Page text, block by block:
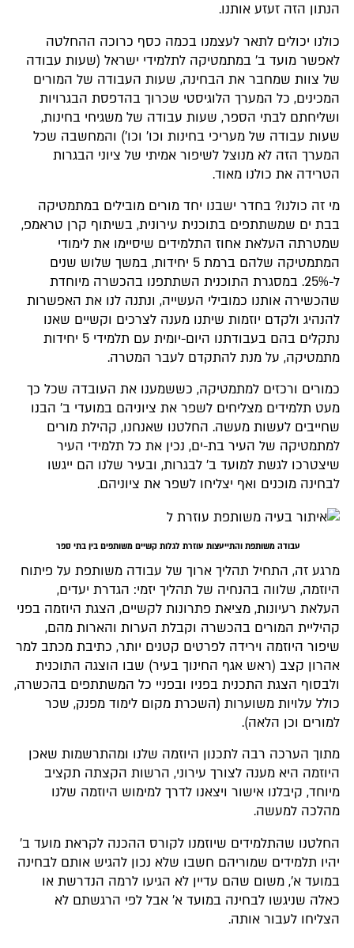
הנתון הזה זעזע אותנו.
כולנו יכולים לתאר לעצמנו בכמה כסף כרוכה ההחלטה
לאפשר מועד ב' במתמטיקה לתלמידי ישראל (שעות עבודה
של צוות שמחבר את הבחינה, שעות העבודה של המורים
המכינים, כל המערך הלוגיסטי שכרוך בהדפסת הבגרויות
ושליחתם לבתי הספר, שעות עבודה של משגיחי בחינות,
שעות עבודה של מעריכי בחינות וכו' וכו') והמחשבה שכל
המערך הזה לא מנוצל לשיפור אמיתי של ציוני הבגרות
הטרידה את כולנו מאוד.
מי זה כולנו? בחדר ישבנו יחד מורים מובילים במתמטיקה
בבת ים שמשתתפים בתוכנית עירונית, בשיתוף קרן טראמפ,
שמטרתה העלאת אחוז התלמידים שיסיימו את לימודי
המתמטיקה שלהם ברמת 5 יחידות, במשך שלוש שנים
ל-25%. במסגרת התוכנית השתתפנו בהכשרה מיוחדת
שהכשירה אותנו כמובילי העשייה, ונתנה לנו את האפשרות
להנהיג ולקדם יוזמות שיתנו מענה לצרכים וקשיים שאנו
נתקלים בהם בעבודתנו היום-יומית עם תלמידי 5 יחידות
מתמטיקה, על מנת להתקדם לעבר המטרה.
כמורים ורכזים למתמטיקה, כששמענו את העובדה שכל כך
מעט תלמידים מצליחים לשפר את ציוניהם במועדי ב' הבנו
שחייבים לעשות מעשה. החלטנו שאנחנו, קהילת מורים
למתמטיקה של העיר בת-ים, נכין את כל תלמידי העיר
שיצטרכו לגשת למועד ב' לבגרות, ובעיר שלנו הם ייגשו
לבחינה מוכנים ואף יצליחו לשפר את ציוניהם.
עבודה משותפת והתייעצות עוזרת לגלות קשיים משותפים בין בתי ספר
מרגע זה, התחיל תהליך ארוך של עבודה משותפת על פיתוח
היוזמה, שלווה בהנחיה של תהליך יזמי: הגדרת יעדים,
העלאת רעיונות, מציאת פתרונות לקשיים, הצגת היוזמה בפני
קהיליית המורים בהכשרה וקבלת הערות והארות מהם,
שיפור היוזמה וירידה לפרטים קטנים יותר, כתיבת מכתב למר
אהרון קצב (ראש אגף החינוך בעיר) שבו הוצגה התוכנית
ולבסוף הצגת התכנית בפניו ובפניי כל המשתתפים בהכשרה,
כולל עלויות משוערות (השכרת מקום לימוד מפנק, שכר
למורים וכן הלאה).
מתוך הערכה רבה לתכנון היוזמה שלנו ומהתרשמות שאכן
היוזמה היא מענה לצורך עירוני, הרשות הקצתה תקציב
מיוחד, קיבלנו אישור ויצאנו לדרך למימוש היוזמה שלנו
מהלכה למעשה.
החלטנו שהתלמידים שיוזמנו לקורס ההכנה לקראת מועד ב'
יהיו תלמידים שמוריהם חשבו שלא נכון להגיש אותם לבחינה
במועד א', משום שהם עדיין לא הגיעו לרמה הנדרשת או
כאלה שניגשו לבחינה במועד א' אבל לפי הרגשתם לא
הצליחו לעבור אותה.